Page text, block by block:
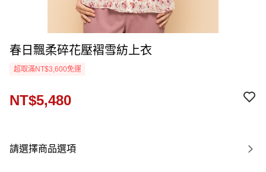
春日飄柔碎花壓褶雪紡上衣
超取滿NT$3,600免運
NT$5,480
請選擇商品選項